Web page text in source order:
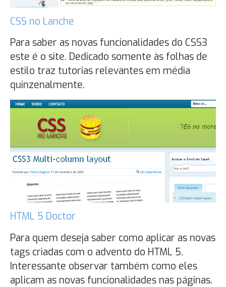
CSS no Lanche
Para saber as novas funcionalidades do CSS3
este é o site. Dedicado somente às folhas de
estilo traz tutorias relevantes em média
quinzenalmente.
HTML 5 Doctor
Para quem deseja saber como aplicar as novas
tags criadas com o advento do HTML 5.
Interessante observar também como eles
aplicam as novas funcionalidades nas páginas.